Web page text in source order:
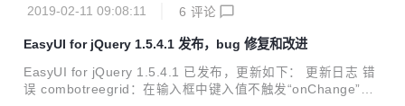
d bug #77530 (PHP crashes when parsing `(2)::class`). C
D: Fixed bug #73281 (im...
2019-02-11 09:08:11 6 评论
EasyUI for jQuery 1.5.4.1 发布，bug 修复和改进
EasyUI for jQuery 1.5.4.1 已发布，更新如下： 更新日志 错
误 combotreegrid：在输入框中键入值不触发“onChange”事